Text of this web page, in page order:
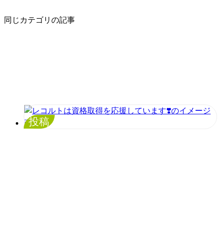
同じカテゴリの記事
投稿